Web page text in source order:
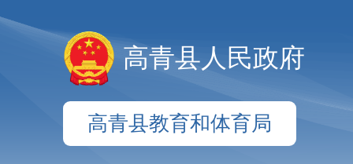
高青县人民政府
高青县教育和体育局